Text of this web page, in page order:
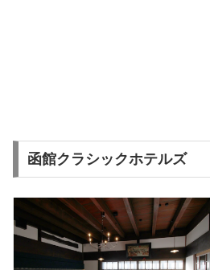
函館クラシックホテルズ